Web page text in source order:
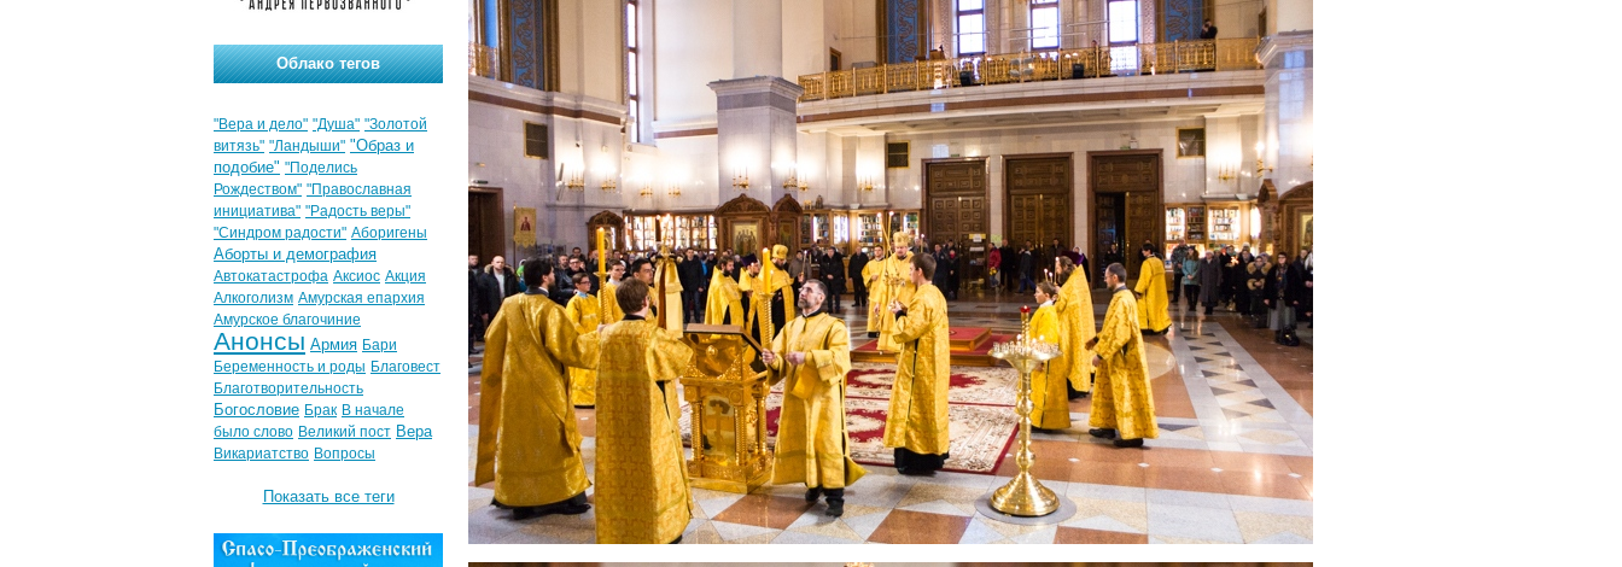
Облако тегов
"Вера и дело" "Душа" "Золотой
витязь" "Ландыши" "Образ и
подобие" "Поделись
Рождеством" "Православная
инициатива" "Радость веры"
"Синдром радости" Аборигены
Аборты и демография
Автокатастрофа Аксиос Акция
Алкоголизм Амурская епархия
Амурское благочиние
Анонсы Армия Бари
Беременность и роды Благовест
Благотворительность
Богословие Брак В начале
было слово Великий пост Вера
Викариатство Вопросы
Показать все теги